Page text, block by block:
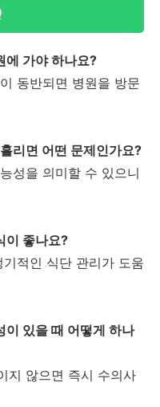
에 가야 하나요?
동반되면 병원을 방문
리면 어떤 문제인가요?
성을 의미할 수 있으니
이 좋나요?
적인 식단 관리가 도움
이 있을 때 어떻게 하나
지 않으면 즉시 수의사